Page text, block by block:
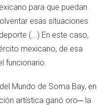
para que puedan
esas situaciones
(...) En este caso,
mexicano, de esa
funcionario.
Mundo de Soma Bay, en
artística ganó oro─ la